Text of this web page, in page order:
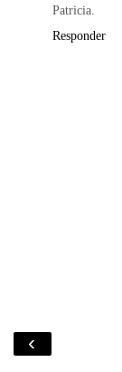
Patricia.
Responder
‹